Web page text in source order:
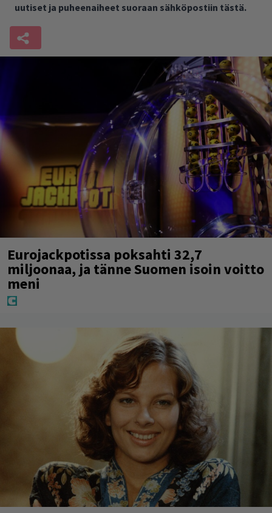
uutiset ja puheenaiheet suoraan sähköpostiin tästä.
Eurojackpotissa poksahti 32,7
miljoonaa, ja tänne Suomen isoin voitto
meni